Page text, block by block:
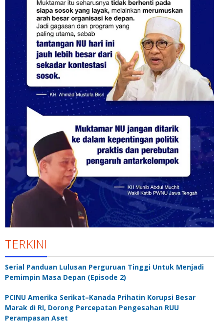
TERKINI
Serial Panduan Lulusan Perguruan Tinggi Untuk Menjadi
Pemimpin Masa Depan (Episode 2)
PCINU Amerika Serikat–Kanada Prihatin Korupsi Besar
Marak di RI, Dorong Percepatan Pengesahan RUU
Perampasan Aset